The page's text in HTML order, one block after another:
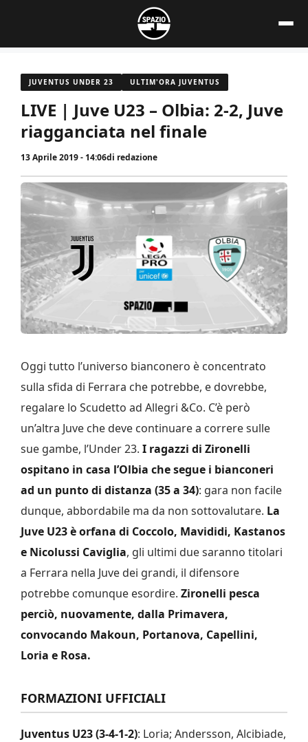
contenuto
JUVENTUS UNDER 23 ULTIM'ORA JUVENTUS
LIVE | Juve U23 – Olbia: 2-2, Juve
riagganciata nel finale
13 Aprile 2019 - 14:06di redazione
Oggi tutto l’universo bianconero è concentrato
sulla sfida di Ferrara che potrebbe, e dovrebbe,
regalare lo Scudetto ad Allegri &Co. C’è però
un’altra Juve che deve continuare a correre sulle
sue gambe, l’Under 23. I ragazzi di Zironelli
ospitano in casa l’Olbia che segue i bianconeri
ad un punto di distanza (35 a 34): gara non facile
dunque, abbordabile ma da non sottovalutare. La
Juve U23 è orfana di Coccolo, Mavididi, Kastanos
e Nicolussi Caviglia, gli ultimi due saranno titolari
a Ferrara nella Juve dei grandi, il difensore
potrebbe comunque esordire. Zironelli pesca
perciò, nuovamente, dalla Primavera,
convocando Makoun, Portanova, Capellini,
Loria e Rosa.
FORMAZIONI UFFICIALI
Juventus U23 (3-4-1-2): Loria; Andersson, Alcibiade,